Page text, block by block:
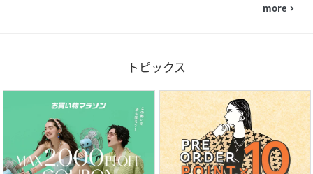
more navigate_next
トピックス